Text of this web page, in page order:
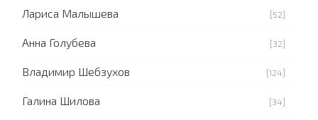
Лариса Малышева [52]
Анна Голубева [32]
Владимир Шебзухов [124]
Галина Шилова [34]